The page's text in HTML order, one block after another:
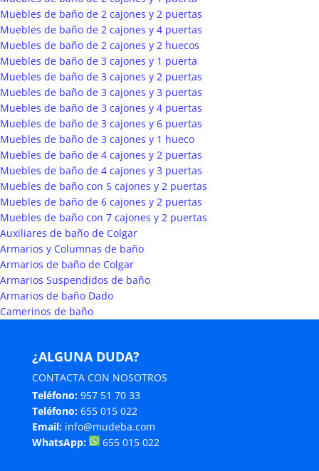
Muebles de baño de 2 cajones y 2 puertas
Muebles de baño de 2 cajones y 4 puertas
Muebles de baño de 2 cajones y 2 huecos
Muebles de baño de 3 cajones y 1 puerta
Muebles de baño de 3 cajones y 2 puertas
Muebles de baño de 3 cajones y 3 puertas
Muebles de baño de 3 cajones y 4 puertas
Muebles de baño de 3 cajones y 6 puertas
Muebles de baño de 3 cajones y 1 hueco
Muebles de baño de 4 cajones y 2 puertas
Muebles de baño de 4 cajones y 3 puertas
Muebles de baño con 5 cajones y 2 puertas
Muebles de baño de 6 cajones y 2 puertas
Muebles de baño con 7 cajones y 2 puertas
Auxiliares de baño de Colgar
Armarios y Columnas de baño
Armarios de baño de Colgar
Armarios Suspendidos de baño
Armarios de baño Dado
Camerinos de baño
¿ALGUNA DUDA?
CONTACTA CON NOSOTROS
Teléfono: 957 51 70 33
Teléfono: 655 015 022
Email: info@mudeba.com
WhatsApp:
655 015 022